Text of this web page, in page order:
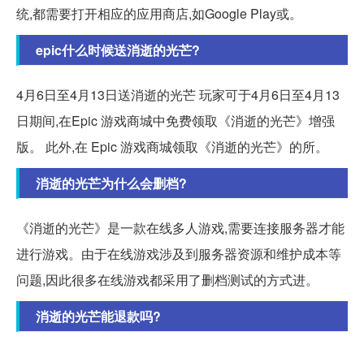
统,都需要打开相应的应用商店,如Google Play或。
epic什么时候送消逝的光芒?
4月6日至4月13日送消逝的光芒 玩家可于4月6日至4月13
日期间,在Epic 游戏商城中免费领取《消逝的光芒》增强
版。 此外,在 Epic 游戏商城领取《消逝的光芒》的所。
消逝的光芒为什么会删档?
《消逝的光芒》是一款在线多人游戏,需要连接服务器才能
进行游戏。由于在线游戏涉及到服务器资源和维护成本等
问题,因此很多在线游戏都采用了删档测试的方式进。
消逝的光芒能退款吗?